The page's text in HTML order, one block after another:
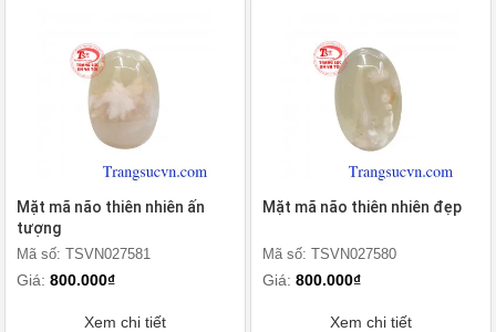
Mặt mã não thiên nhiên ấn
tượng
Mã số: TSVN027581
Giá: 800.000₫
Xem chi tiết
Mặt mã não thiên nhiên đẹp
Mã số: TSVN027580
Giá: 800.000₫
Xem chi tiết